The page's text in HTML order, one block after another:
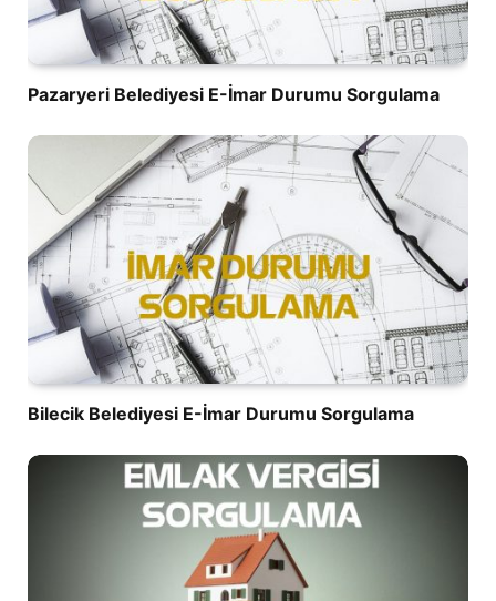
Pazaryeri Belediyesi E-İmar Durumu Sorgulama
Bilecik Belediyesi E-İmar Durumu Sorgulama